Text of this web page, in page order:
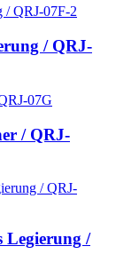
/ QRJ-
/ QRJ-
Legierung /